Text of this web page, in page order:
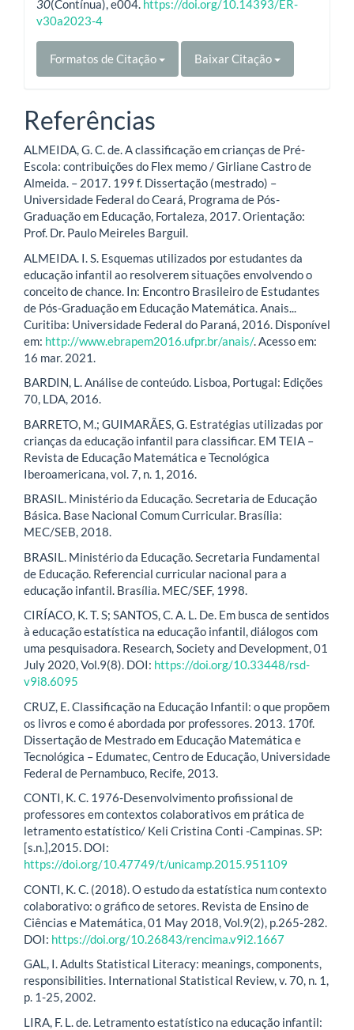
30(Contínua), e004. https://doi.org/10.14393/ER-
v30a2023-4
Formatos de Citação Baixar Citação
Referências
ALMEIDA, G. C. de. A classificação em crianças de Pré-
Escola: contribuições do Flex memo / Girliane Castro de
Almeida. – 2017. 199 f. Dissertação (mestrado) –
Universidade Federal do Ceará, Programa de Pós-
Graduação em Educação, Fortaleza, 2017. Orientação:
Prof. Dr. Paulo Meireles Barguil.
ALMEIDA. I. S. Esquemas utilizados por estudantes da
educação infantil ao resolverem situações envolvendo o
conceito de chance. In: Encontro Brasileiro de Estudantes
de Pós-Graduação em Educação Matemática. Anais...
Curitiba: Universidade Federal do Paraná, 2016. Disponível
em: http://www.ebrapem2016.ufpr.br/anais/. Acesso em:
16 mar. 2021.
BARDIN, L. Análise de conteúdo. Lisboa, Portugal: Edições
70, LDA, 2016.
BARRETO, M.; GUIMARÃES, G. Estratégias utilizadas por
crianças da educação infantil para classificar. EM TEIA –
Revista de Educação Matemática e Tecnológica
Iberoamericana, vol. 7, n. 1, 2016.
BRASIL. Ministério da Educação. Secretaria de Educação
Básica. Base Nacional Comum Curricular. Brasília:
MEC/SEB, 2018.
BRASIL. Ministério da Educação. Secretaria Fundamental
de Educação. Referencial curricular nacional para a
educação infantil. Brasília. MEC/SEF, 1998.
CIRÍACO, K. T. S; SANTOS, C. A. L. De. Em busca de sentidos
à educação estatística na educação infantil, diálogos com
uma pesquisadora. Research, Society and Development, 01
July 2020, Vol.9(8). DOI: https://doi.org/10.33448/rsd-
v9i8.6095
CRUZ, E. Classificação na Educação Infantil: o que propõem
os livros e como é abordada por professores. 2013. 170f.
Dissertação de Mestrado em Educação Matemática e
Tecnológica – Edumatec, Centro de Educação, Universidade
Federal de Pernambuco, Recife, 2013.
CONTI, K. C. 1976-Desenvolvimento profissional de
professores em contextos colaborativos em prática de
letramento estatístico/ Keli Cristina Conti -Campinas. SP:
[s.n.],2015. DOI:
https://doi.org/10.47749/t/unicamp.2015.951109
CONTI, K. C. (2018). O estudo da estatística num contexto
colaborativo: o gráfico de setores. Revista de Ensino de
Ciências e Matemática, 01 May 2018, Vol.9(2), p.265-282.
DOI: https://doi.org/10.26843/rencima.v9i2.1667
GAL, I. Adults Statistical Literacy: meanings, components,
responsibilities. International Statistical Review, v. 70, n. 1,
p. 1-25, 2002.
LIRA, F. L. de. Letramento estatístico na educação infantil: